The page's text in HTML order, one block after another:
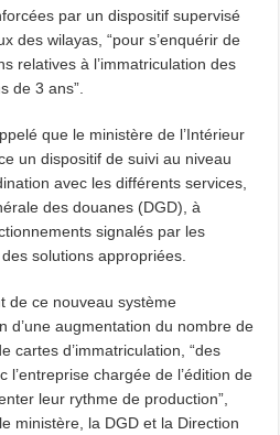
par un dispositif supervisé
des wilayas, “pour s’enquérir de
relatives à l’immatriculation des
de 3 ans”.
que le ministère de l’Intérieur
un dispositif de suivi au niveau
avec les différents services,
des douanes (DGD), à
signalés par les
solutions appropriées.
de ce nouveau système
d’une augmentation du nombre de
cartes d’immatriculation, “des
l’entreprise chargée de l’édition de
leur rythme de production”,
ministère, la DGD et la Direction